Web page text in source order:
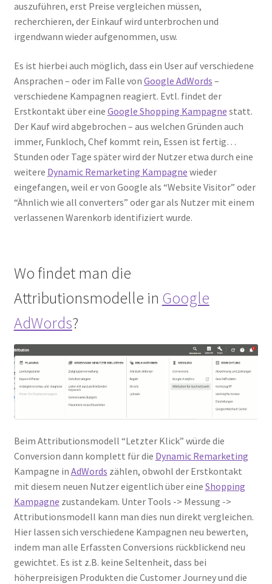
auszuführen, erst Preise vergleichen müssen,
recherchieren, der Einkauf wird unterbrochen und
irgendwann wieder aufgenommen, usw.
Es ist hierbei auch möglich, dass ein User auf verschiedene
Ansprachen – oder im Falle von Google AdWords –
verschiedene Kampagnen reagiert. Evtl. findet der
Erstkontakt über eine Google Shopping Kampagne statt.
Der Kauf wird abgebrochen – aus welchen Gründen auch
immer, Funkloch, Chef kommt rein, Essen ist fertig…
Stunden oder Tage später wird der Nutzer etwa durch eine
weitere Dynamic Remarketing Kampagne wieder
eingefangen, weil er von Google als “Website Visitor” oder
“Ähnlich wie all converters” oder gar als Nutzer mit einem
verlassenen Warenkorb identifiziert wurde.
Wo findet man die
Attributionsmodelle in Google
AdWords?
Beim Attributionsmodell “Letzter Klick” würde die
Conversion dann komplett für die Dynamic Remarketing
Kampagne in AdWords zählen, obwohl der Erstkontakt
mit diesem neuen Nutzer eigentlich über eine Shopping
Kampagne zustandekam. Unter Tools -> Messung ->
Attributionsmodell kann man dies nun direkt vergleichen.
Hier lassen sich verschiedene Kampagnen neu bewerten,
indem man alle Erfassten Conversions rückblickend neu
gewichtet. Es ist z.B. keine Seltenheit, dass bei
höherpreisigen Produkten die Customer Journey und die